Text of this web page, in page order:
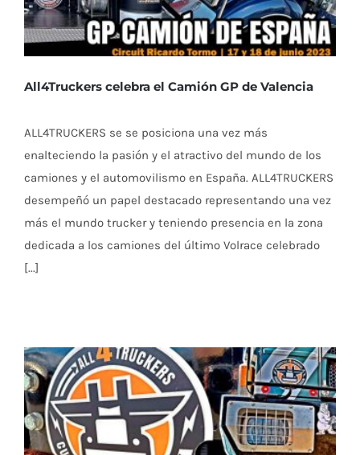
All4Truckers celebra el Camión GP de Valencia
ALL4TRUCKERS se se posiciona una vez más
enalteciendo la pasión y el atractivo del mundo de los
camiones y el automovilismo en España. ALL4TRUCKERS
desempeñó un papel destacado representando una vez
más el mundo trucker y teniendo presencia en la zona
dedicada a los camiones del último Volrace celebrado
[...]